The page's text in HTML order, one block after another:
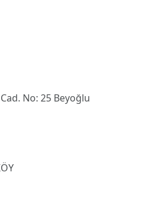
No: 25 Beyoğlu